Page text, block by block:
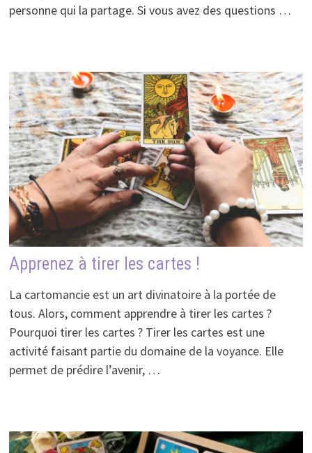
personne qui la partage. Si vous avez des questions …
Apprenez à tirer les cartes !
La cartomancie est un art divinatoire à la portée de
tous. Alors, comment apprendre à tirer les cartes ?
Pourquoi tirer les cartes ? Tirer les cartes est une
activité faisant partie du domaine de la voyance. Elle
permet de prédire l’avenir, …